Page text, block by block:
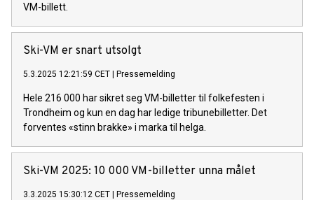
VM-billett.
Ski-VM er snart utsolgt
5.3.2025 12:21:59 CET | Pressemelding
Hele 216 000 har sikret seg VM-billetter til folkefesten i
Trondheim og kun en dag har ledige tribunebilletter. Det
forventes «stinn brakke» i marka til helga.
Ski-VM 2025: 10 000 VM-billetter unna målet
3.3.2025 15:30:12 CET | Pressemelding